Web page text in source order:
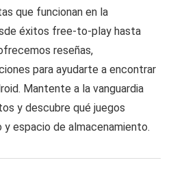
que funcionan en la
éxitos free-to-play hasta
reseñas,
para ayudarte a encontrar
Mantente a la vanguardia
y descubre qué juegos
espacio de almacenamiento.